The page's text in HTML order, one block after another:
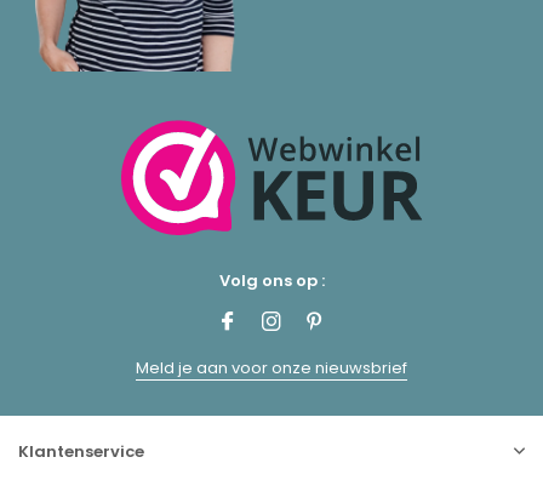
Volg ons op :
Meld je aan voor onze nieuwsbrief
Klantenservice